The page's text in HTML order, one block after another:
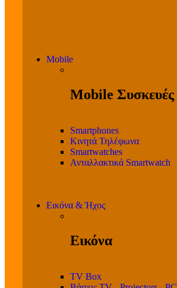
Mobile
Mobile Συσκευές
Smartphones
Κινητά Τηλέφωνα
Smartwatches
Ανταλλακτικά Smartwatch
Εικόνα & Ήχος
Εικόνα
TV Box